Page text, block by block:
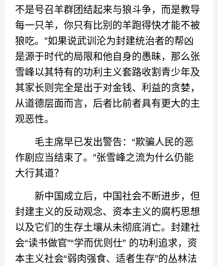
不是号召羊群团结起来与狼斗争，而是教导
每一只羊，你只有比别的羊跑得快才能不被
狼吃。”如果说武训沦为封建统治者的帮凶
是源于时代的局限和他自身的愚昧，那么张
雪峰以其特有的功利主义套路收割青少年及
其家长则完全是出于对金钱、利益的贪婪，
从道德层面而言，后者比前者具有更大的主
观恶性。
毛主席早已发出警告：“欺骗人民的恶
作剧应当结束了。”张雪峰之流为什么仍能
大行其道？
新中国成立后，中国社会不断进步，但
封建主义的反动观念、资本主义的腐朽思想
以及它们的生存土壤从未彻底消亡。封建社
会“读书做官”“学而优则仕” 的功利追求，资
本主义社会“弱肉强食、适者生存”的丛林法